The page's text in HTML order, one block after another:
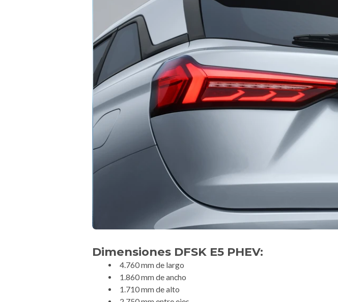
Dimensiones DFSK E5 PHEV:
4.760 mm de largo
1.860 mm de ancho
1.710 mm de alto